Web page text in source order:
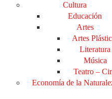
Cultura
Educación
Artes
Artes
Literatura
Música
Teatro –
Economía de la